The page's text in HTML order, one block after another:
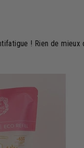
! Rien de